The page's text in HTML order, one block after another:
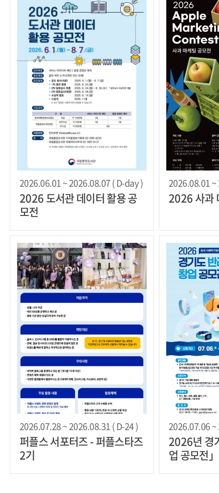
2026.06.01 ~ 2026.08.07 ( D-day )
2026 도서관 데이터 활용 공
모전
2026.08.01 ~
2026 사과
2026.07.28 ~ 2026.08.31 ( D-24 )
퍼플스 서포터즈 - 퍼플스타즈
2기
2026.07.06 ~
2026년 경
업 공모전